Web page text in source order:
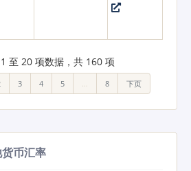
至 20 项数据，共 160 项
3 4 5 … 8 下页
币汇率